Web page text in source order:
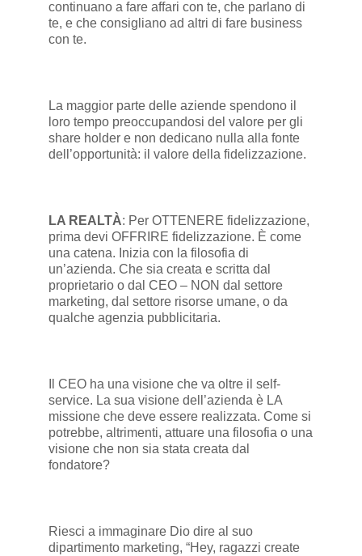
continuano a fare affari con te, che parlano di
te, e che consigliano ad altri di fare business
con te.
La maggior parte delle aziende spendono il
loro tempo preoccupandosi del valore per gli
share holder e non dedicano nulla alla fonte
dell’opportunità: il valore della fidelizzazione.
LA REALTÀ: Per OTTENERE fidelizzazione,
prima devi OFFRIRE fidelizzazione. È come
una catena. Inizia con la filosofia di
un’azienda. Che sia creata e scritta dal
proprietario o dal CEO – NON dal settore
marketing, dal settore risorse umane, o da
qualche agenzia pubblicitaria.
Il CEO ha una visione che va oltre il self-
service. La sua visione dell’azienda è LA
missione che deve essere realizzata. Come si
potrebbe, altrimenti, attuare una filosofia o una
visione che non sia stata creata dal
fondatore?
Riesci a immaginare Dio dire al suo
dipartimento marketing, “Hey, ragazzi create